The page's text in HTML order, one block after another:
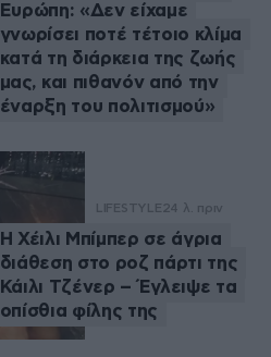
Ευρώπη: «Δεν είχαμε
γνωρίσει ποτέ τέτοιο κλίμα
κατά τη διάρκεια της ζωής
μας, και πιθανόν από την
έναρξη του πολιτισμού»
LIFESTYLE24 λ. πριν
Η Χέιλι Μπίμπερ σε άγρια
διάθεση στο ροζ πάρτι της
Κάιλι Τζένερ – Έγλειψε τα
οπίσθια φίλης της